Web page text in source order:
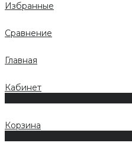
Избранные
Сравнение
Главная
Кабинет
Корзина